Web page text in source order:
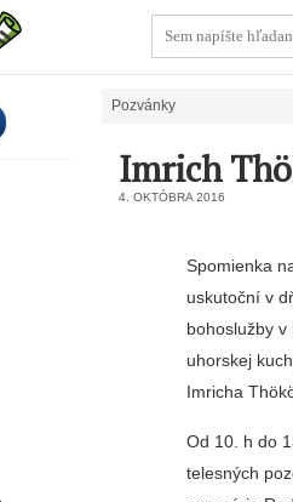
Pozvánky
Imrich
4. OKTÓBRA 2016
Spomienka
uskutoční v
bohoslužby
uhorskej
Imricha
Od 10. h do
telesných